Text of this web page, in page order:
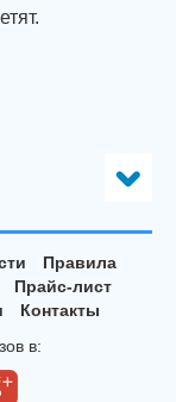
Правила
Прайс-лист
Контакты
в: